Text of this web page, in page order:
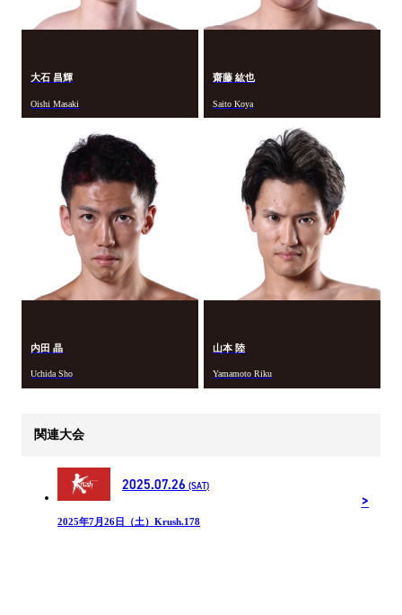
大石 昌輝
Oishi Masaki
齋藤 紘也
Saito Koya
内田 晶
Uchida Sho
山本 陸
Yamamoto Riku
関連大会
2025.07.26 (SAT)
2025年7月26日（土）Krush.178